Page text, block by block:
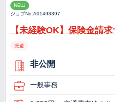
NEW
ジョブNo.A01493397
【未経験OK】保険金請
派遣
非公開
一般事務